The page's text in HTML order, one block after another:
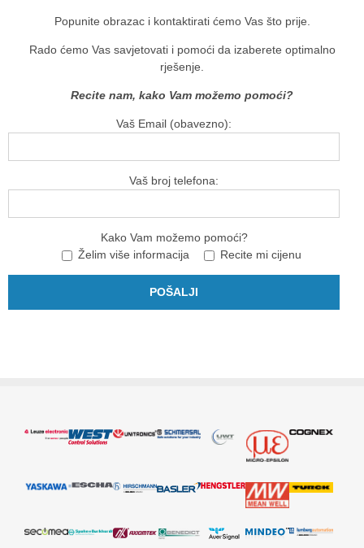
Popunite obrazac i kontaktirati ćemo Vas što prije.
Rado ćemo Vas savjetovati i pomoći da izaberete optimalno
rješenje.
Recite nam, kako Vam možemo pomoći?
Vaš Email (obavezno):
Vaš broj telefona:
Kako Vam možemo pomoći?
Želim više informacija
Recite mi cijenu